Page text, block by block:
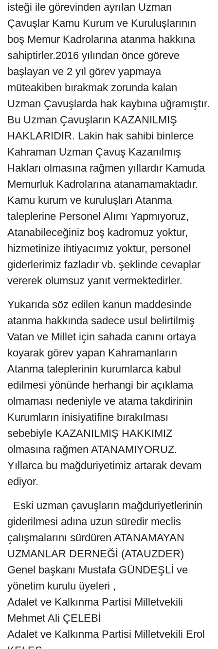
isteği ile görevinden ayrılan Uzman
Çavuşlar Kamu Kurum ve Kuruluşlarının
boş Memur Kadrolarına atanma hakkına
sahiptirler.2016 yılından önce göreve
başlayan ve 2 yıl görev yapmaya
müteakiben bırakmak zorunda kalan
Uzman Çavuşlarda hak kaybına uğramıştır.
Bu Uzman Çavuşların KAZANILMIŞ
HAKLARIDIR. Lakin hak sahibi binlerce
Kahraman Uzman Çavuş Kazanılmış
Hakları olmasına rağmen yıllardır Kamuda
Memurluk Kadrolarına atanamamaktadır.
Kamu kurum ve kuruluşları Atanma
taleplerine Personel Alımı Yapmıyoruz,
Atanabileceğiniz boş kadromuz yoktur,
hizmetinize ihtiyacımız yoktur, personel
giderlerimiz fazladır vb. şeklinde cevaplar
vererek olumsuz yanıt vermektedirler.
Yukarıda söz edilen kanun maddesinde
atanma hakkında sadece usul belirtilmiş
Vatan ve Millet için sahada canını ortaya
koyarak görev yapan Kahramanların
Atanma taleplerinin kurumlarca kabul
edilmesi yönünde herhangi bir açıklama
olmaması nedeniyle ve atama takdirinin
Kurumların inisiyatifine bırakılması
sebebiyle KAZANILMIŞ HAKKIMIZ
olmasına rağmen ATANAMIYORUZ.
Yıllarca bu mağduriyetimiz artarak devam
ediyor.
Eski uzman çavuşların mağduriyetlerinin
giderilmesi adına uzun süredir meclis
çalışmalarını sürdüren ATANAMAYAN
UZMANLAR DERNEĞİ (ATAUZDER)
Genel başkanı Mustafa GÜNDEŞLİ ve
yönetim kurulu üyeleri ,
Adalet ve Kalkınma Partisi Milletvekili
Mehmet Ali ÇELEBİ
Adalet ve Kalkınma Partisi Milletvekili Erol